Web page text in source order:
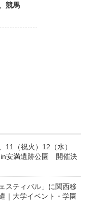
競馬
11（祝火）12（水）
安満遺跡公園 開催決
スティバル」に関西移
｜大学イベント・学園